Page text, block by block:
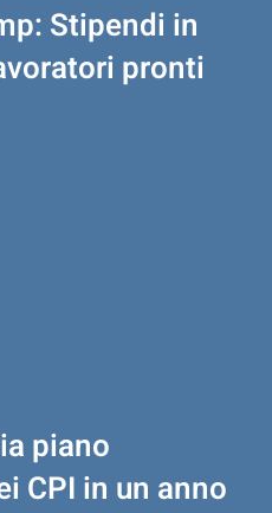
Stipendi in
pronti
piano
CPI in un anno